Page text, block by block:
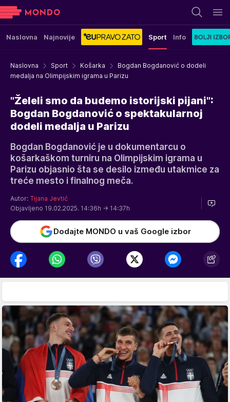
Naslovna Najnovije Sport Info
Naslovna Sport Košarka
Bogdan Bogdanović o dodeli
medalja na Olimpijskim igrama u Parizu
"Želeli smo da budemo istorijski pijani":
Bogdan Bogdanović o spektakularnoj
dodeli medalja u Parizu
Bogdan Bogdanović je u dokumentarcu o
košarkaškom turniru na Olimpijskim igrama u
Parizu objasnio šta se desilo između utakmice za
treće mesto i finalnog meča.
Autor: Tijana Jevtić
Objavljeno 19.02.2025. 14:36h → 14:37h
Dodajte MONDO u vaš Google izbor